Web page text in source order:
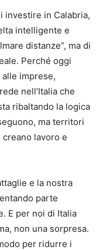
investire in Calabria,
intelligente e
distanze”, ma di
Perché oggi
imprese,
nell’Italia che
ribaltando la logica
ma territori
lavoro e
e la nostra
parte
E per noi di Italia
non una sorpresa.
per ridurre i